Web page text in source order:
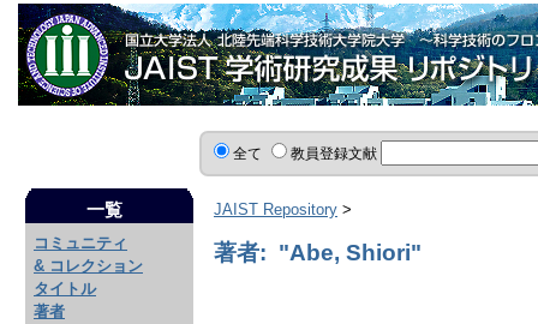
全て 教員登録文献
一覧
コミュニティ
& コレクション
タイトル
著者
JAIST Repository >
著者: "Abe, Shiori"